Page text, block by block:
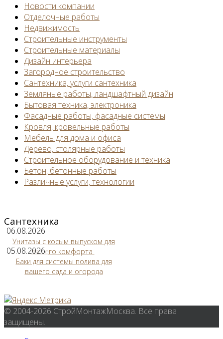
Новости компании
Отделочные работы
Недвижимость
Строительные инструменты
Строительные материалы
Дизайн интерьера
Загородное строительство
Сантехника, услуги сантехника
Земляные работы, ландшафтный дизайн
Бытовая техника, электроника
Фасадные работы, фасадные системы
Кровля, кровельные работы
Мебель для дома и офиса
Дерево, столярные работы
Строительное оборудование и техника
Бетон, бетонные работы
Различные услуги, технологии
Сантехника
06.08.2026
Унитазы с косым выпуском для
вашего комфорта
05.08.2026
Баки для системы полива для
вашего сада и огорода
© 2004-2026 СтройМонтажМосква. Все права
защищены.